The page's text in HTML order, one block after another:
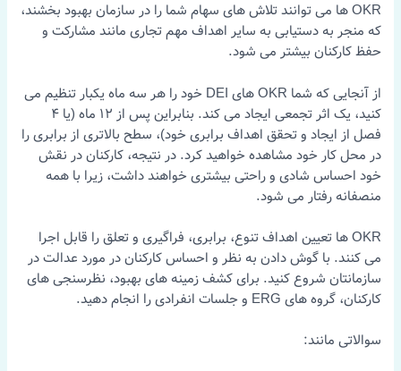
OKR ها می توانند تلاش های سهام شما را در سازمان بهبود بخشند،
که منجر به دستیابی به سایر اهداف مهم تجاری مانند مشارکت و
حفظ کارکنان بیشتر می شود.
از آنجایی که شما OKR های DEI خود را هر سه ماه یکبار تنظیم می
کنید، یک اثر تجمعی ایجاد می کند. بنابراین پس از 12 ماه (یا 4
فصل از ایجاد و تحقق اهداف برابری خود)، سطح بالاتری از برابری را
در محل کار خود مشاهده خواهید کرد. در نتیجه، کارکنان در نقش
خود احساس شادی و راحتی بیشتری خواهند داشت، زیرا با همه
منصفانه رفتار می شود.
OKR ها تعیین اهداف تنوع، برابری، فراگیری و تعلق را قابل اجرا
می کنند. با گوش دادن به نظر و احساس کارکنان در مورد عدالت در
سازمانتان شروع کنید. برای کشف زمینه های بهبود، نظرسنجی های
کارکنان، گروه های ERG و جلسات انفرادی را انجام دهید.
سوالاتی مانند: